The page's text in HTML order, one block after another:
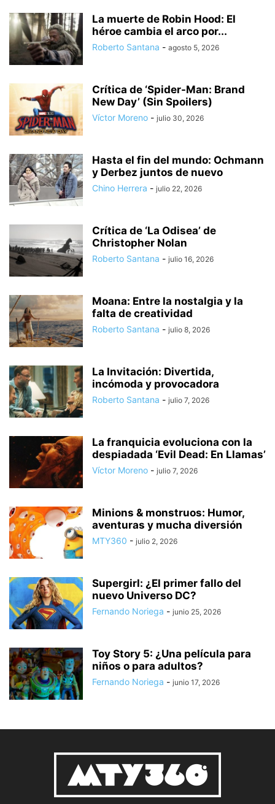
La muerte de Robin Hood: El
héroe cambia el arco por...
Roberto Santana - agosto 5, 2026
Crítica de ‘Spider-Man: Brand
New Day’ (Sin Spoilers)
Víctor Moreno - julio 30, 2026
Hasta el fin del mundo: Ochmann
y Derbez juntos de nuevo
Chino Herrera - julio 22, 2026
Crítica de ‘La Odisea’ de
Christopher Nolan
Roberto Santana - julio 16, 2026
Moana: Entre la nostalgia y la
falta de creatividad
Roberto Santana - julio 8, 2026
La Invitación: Divertida,
incómoda y provocadora
Roberto Santana - julio 7, 2026
La franquicia evoluciona con la
despiadada ‘Evil Dead: En Llamas’
Víctor Moreno - julio 7, 2026
Minions & monstruos: Humor,
aventuras y mucha diversión
MTY360 - julio 2, 2026
Supergirl: ¿El primer fallo del
nuevo Universo DC?
Fernando Noriega - junio 25, 2026
Toy Story 5: ¿Una película para
niños o para adultos?
Fernando Noriega - junio 17, 2026